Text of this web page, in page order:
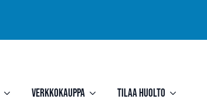
Verkkokauppa Tilaa huolto